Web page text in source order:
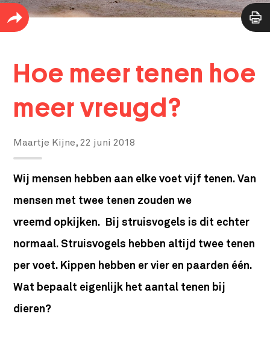
Hoe meer tenen hoe
meer vreugd?
Maartje Kijne,22 juni 2018
Wij mensen hebben aan elke voet vijf tenen. Van
mensen met twee tenen zouden we
vreemd opkijken. Bij struisvogels is dit echter
normaal. Struisvogels hebben altijd twee tenen
per voet. Kippen hebben er vier en paarden één.
Wat bepaalt eigenlijk het aantal tenen bij
dieren?